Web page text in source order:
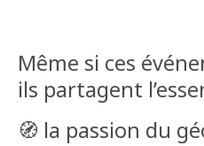
Même si ces
ils partagent
🧭 la passion du